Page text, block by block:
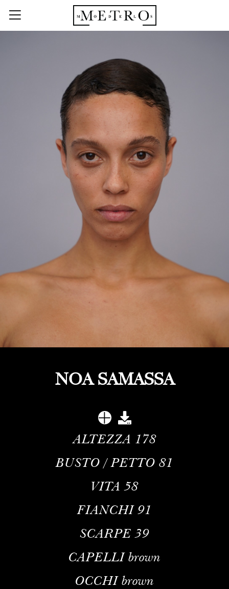
NOA SAMASSA
ALTEZZA 178
BUSTO / PETTO 81
VITA 58
FIANCHI 91
SCARPE 39
CAPELLI brown
OCCHI brown